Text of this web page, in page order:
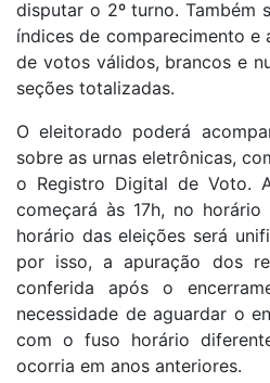
disputar o 2º turno. Também
índices de comparecimento e
de votos válidos, brancos e
seções totalizadas.
O eleitorado poderá
sobre as urnas eletrônicas,
o Registro Digital de Voto.
começará às 17h, no
horário das eleições será
por isso, a apuração dos
conferida após o
necessidade de aguardar o
com o fuso horário
ocorria em anos anteriores.